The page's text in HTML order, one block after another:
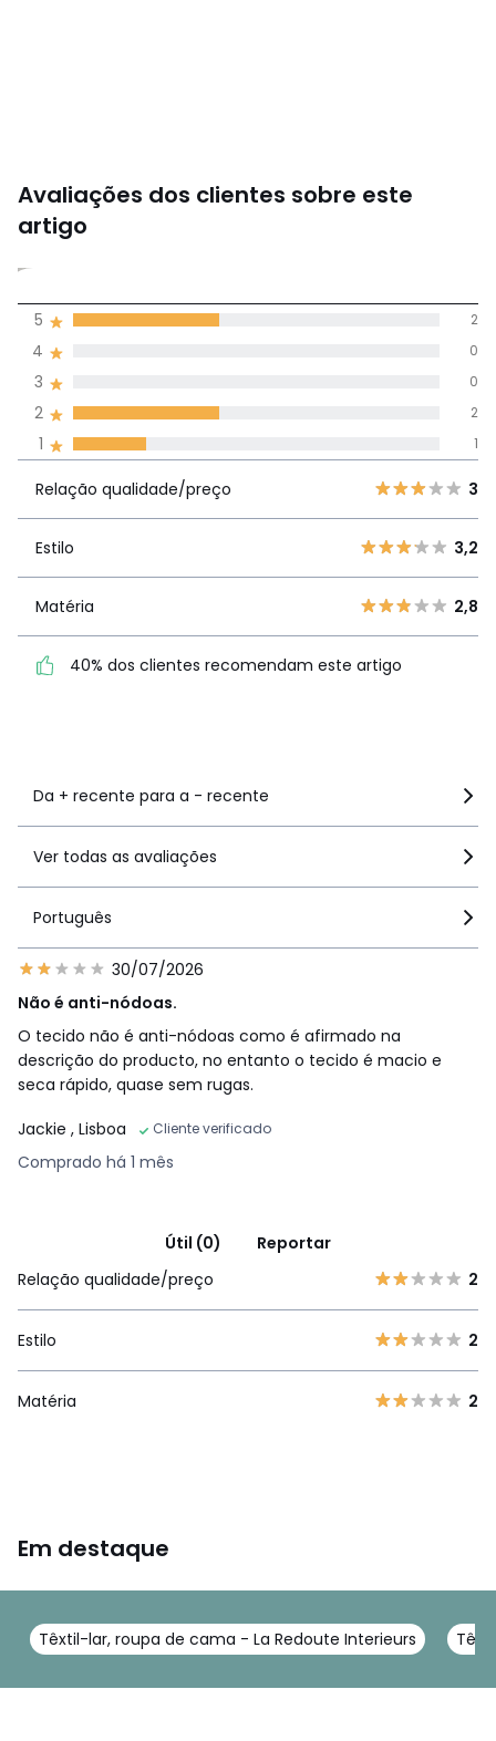
Avaliações dos clientes sobre este
artigo
3
1
3
qualidade/preço
3
3,2
2,8
40% dos clientes
recomendam este artigo
1 1
2 2
3 0
4 0
5 2
Relação qualidade/preço 3
Estilo 3,2
Matéria 2,8
40% dos clientes recomendam este artigo
Da + recente para a - recente
Ver todas as avaliações
Português
30/07/2026
Não é anti-nódoas.
O tecido não é anti-nódoas como é afirmado na
descrição do producto, no entanto o tecido é macio e
seca rápido, quase sem rugas.
Jackie , Lisboa Cliente verificado
Comprado há 1 mês
Útil (0)
Reportar
Relação qualidade/preço
2
Estilo 2
Matéria 2
Em destaque
Têxtil-lar, roupa de cama - La Redoute Interieurs